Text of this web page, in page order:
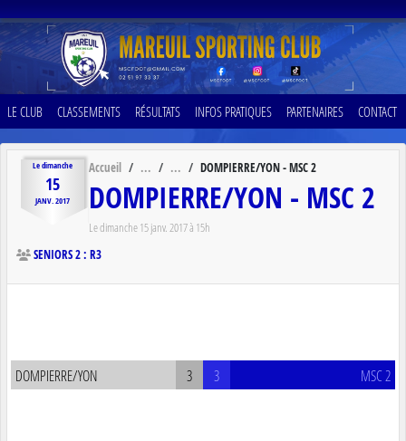
LE CLUB CLASSEMENTS RÉSULTATS INFOS PRATIQUES PARTENAIRES CONTACT
Ledimanche
15
JANV.2017
Accueil DOMPIERRE/YON - MSC 2
DOMPIERRE/YON - MSC 2
Ledimanche15janv. 2017à 15h
SENIORS 2 : R3
DOMPIERRE/YON 3 3 MSC 2